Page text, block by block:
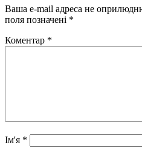
Ваша e-mail адреса не
поля позначені *
Коментар *
Ім'я *